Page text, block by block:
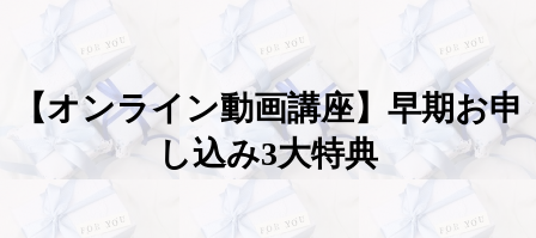
【オンライン動画講座】早期お申
し込み3大特典